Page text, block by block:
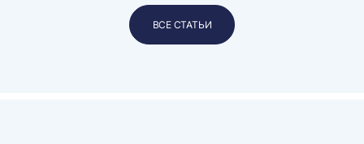
ВСЕ СТАТЬИ